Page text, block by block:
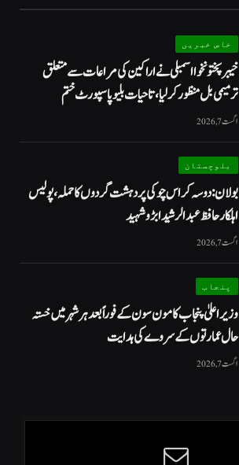
خاص خبریں
خیبرپختونخوا اسمبلی نے اراکین کی مراعات سے متعلق
ترمیمی بل منظور کر لیا، تاحیات بلیو پاسپورٹ ختم
اگست 7, 2026
بلوچستان
بولان: دوسہ کراس چوکی پر دہشت گردوں کا حملہ، پولیس
اہلکار حافظ عبدالرشید ابڑو شہید
اگست 7, 2026
پنجاب
وزیراعلیٰ پنجاب کا مون سون کے فوراً بعد ہر شہر میں خستہ
حال عمارتوں کے سروے کی ہدایت
اگست 7, 2026